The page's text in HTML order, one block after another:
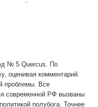
мой взгляд, они
с Японией Путин ведёт
так же как его
им пенсионной
пред его господом
потому что с этой
с должности экс-
№ 5 Quercus. По
оценивая комментарий.
проблемы. Все
современной РФ вызваны
полубога. Точнее